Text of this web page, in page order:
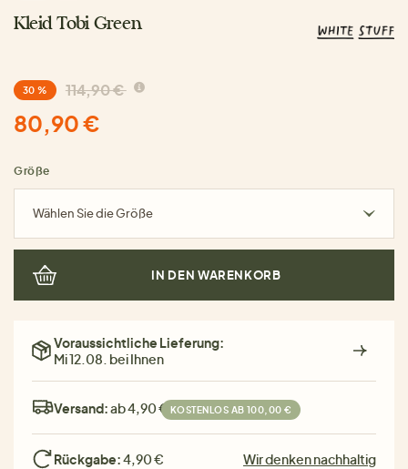
Kleid Tobi Green
30 % 114,90 €
80,90 €
Größe
Wählen Sie die Größe
IN DEN WARENKORB
Voraussichtliche Lieferung:
Mi 12.08. bei Ihnen
Versand:ab 4,90 € KOSTENLOS AB 100,00 €
Rückgabe:4,90 € Wir denken nachhaltig